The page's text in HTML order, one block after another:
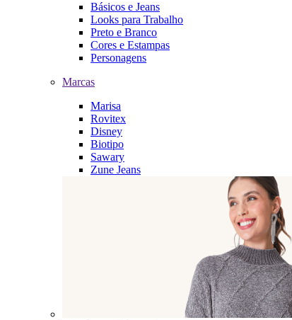
Básicos e Jeans
Looks para Trabalho
Preto e Branco
Cores e Estampas
Personagens
Marcas
Marisa
Rovitex
Disney
Biotipo
Sawary
Zune Jeans